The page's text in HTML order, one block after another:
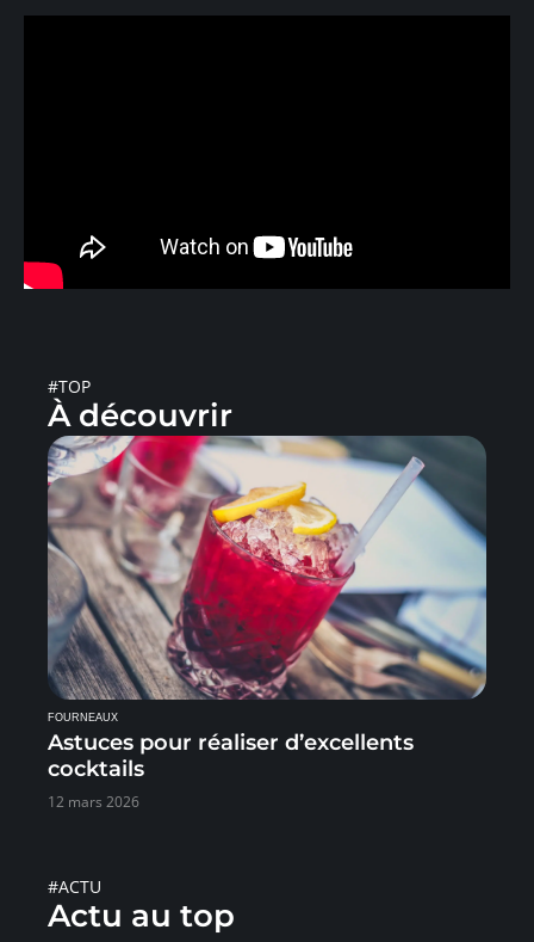
#TOP
À découvrir
FOURNEAUX
Astuces pour réaliser d’excellents
cocktails
12 mars 2026
#ACTU
Actu au top